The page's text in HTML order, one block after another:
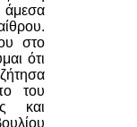
άμεσα
στο
ότι
του
και